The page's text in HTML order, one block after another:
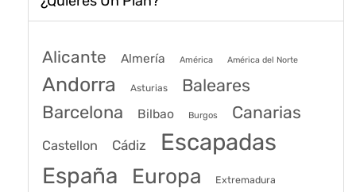
Alicante Almería América América del Norte
Andorra Asturias Baleares
Barcelona Bilbao Burgos Canarias
Castellon Cádiz Escapadas
España Europa Extremadura